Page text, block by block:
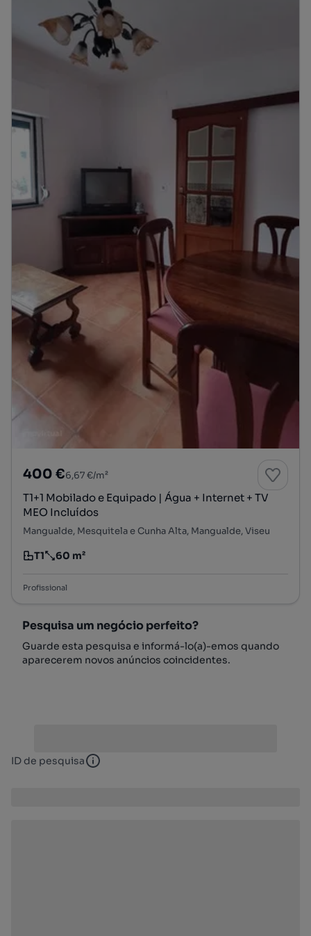
400 €6,67 €/m²
T1+1 Mobilado e Equipado | Água + Internet + TV
MEO Incluídos
Mangualde, Mesquitela e Cunha Alta, Mangualde, Viseu
Tipologia
T1
Preço por metro quadrado
60 m²
Profissional
Pesquisa um negócio perfeito?
Guarde esta pesquisa e informá-lo(a)-emos quando
aparecerem novos anúncios coincidentes.
ID de pesquisa ID de pesquisa